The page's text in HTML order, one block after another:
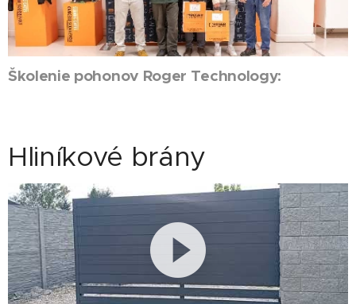
Školenie pohonov Roger Technology:
Hliníkové brány